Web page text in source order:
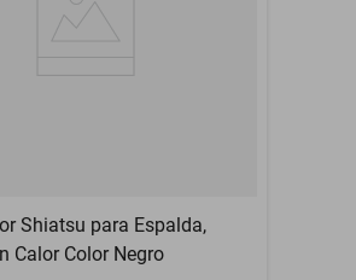
daño de los tejidos blandos - CALIDAD DE
pequeño a mediano, como la espalda,
las pantorrillas y los músculos pectorales.
Sin garantía
Shiatsu para Espalda,
Calor Color Negro